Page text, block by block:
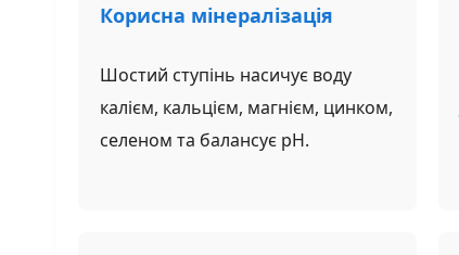
Корисна мінералізація
Шостий ступінь насичує воду
калієм, кальцієм, магнієм, цинком,
селеном та балансує pH.